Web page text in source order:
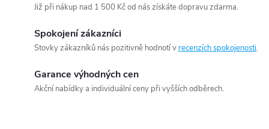
Již při nákup nad 1 500 Kč od nás získáte dopravu zdarma.
Spokojení zákazníci
Stovky zákazníků nás pozitivně hodnotí v recenzích spokojenosti.
Garance výhodných cen
Akční nabídky a individuální ceny při vyšších odběrech.